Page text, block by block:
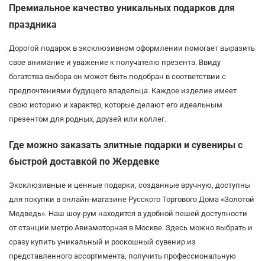
Премиальное качество уникальных подарков для
праздника
Дорогой подарок в эксклюзивном оформлении помогает выразить
свое внимание и уважение к получателю презента. Ввиду
богатства выбора он может быть подобран в соответствии с
предпочтениями будущего владельца. Каждое изделие имеет
свою историю и характер, которые делают его идеальным
презентом для родных, друзей или коллег.
Где можно заказать элитные подарки и сувениры с
быстрой доставкой по Жердевке
Эксклюзивные и ценные подарки, созданные вручную, доступны
для покупки в онлайн-магазине Русского Торгового Дома «Золотой
Медведь». Наш шоу-рум находится в удобной пешей доступности
от станции метро Авиамоторная в Москве. Здесь можно выбрать и
сразу купить уникальный и роскошный сувенир из
представленного ассортимента, получить профессиональную